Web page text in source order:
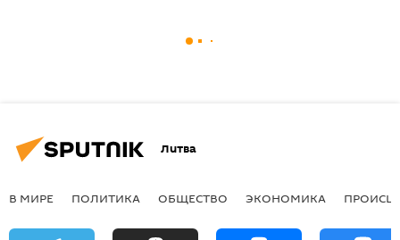
Литва
В МИРЕ ПОЛИТИКА ОБЩЕСТВО ЭКОНОМИКА